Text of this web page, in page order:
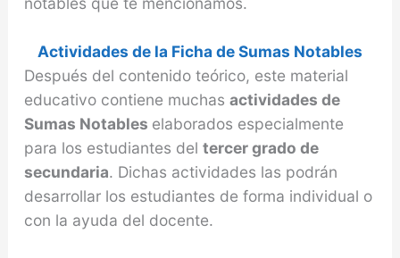
Actividades de la Ficha de Sumas Notables
Después del contenido teórico, este material
educativo contiene muchas actividades de
Sumas Notables elaborados especialmente
para los estudiantes del tercer grado de
secundaria. Dichas actividades las podrán
desarrollar los estudiantes de forma individual o
con la ayuda del docente.